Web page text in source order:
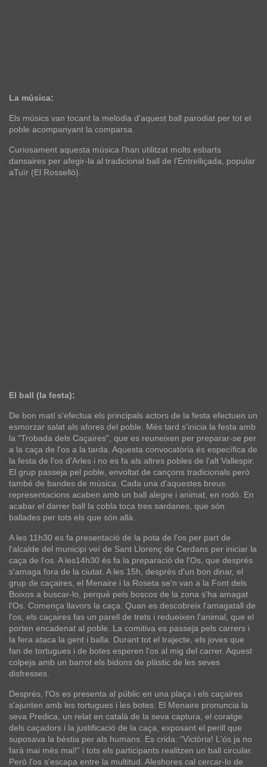
La música:
Els músics van tocant la melodia d'aquest ball parodiat per tot el
poble acompanyant la comparsa.
Curiosament aquesta música l'han utilitzat molts esbarts
dansaires per afegir-la al tradicional ball de l'Entrelliçada, popular
aTuïr (El Rosselló).
El ball (la festa):
De bon matí s'efectua els principals actors de la festa efectuen un
esmorzar salat als afores del poble. Més tard s'inicia la festa amb
la "Trobada dels Caçaires", que es reuneixen per preparar-se per
a la caça de l'os a la tarda. Aquesta convocatòria és específica de
la festa de l'os d'Arles i no es fa als altres pobles de l'alt Vallespir.
El grup passeja pel poble, envoltat de cançons tradicionals però
també de bandes de música. Cada una d'aquestes breus
representacions acaben amb un ball alegre i animat, en rodó. En
acabar el darrer ball la cobla toca tres sardanes, que són
ballades per tots els que són allà.
A les 11h30 es fa presentació de la pota de l'os per part de
l'alcalde del municipi veí de Sant Llorenç de Cerdans per iniciar la
caça de l'os. A les14h30 és fa la preparació de l'Os, que després
s'amaga fora de la ciutat. A les 15h, després d'un bon dinar, el
grup de caçaires, el Menaire i la Roseta se'n van a la Font dels
Boixos a buscar-lo, perquè pels boscos de la zona s'ha amagat
l'Os. Comença llavors la caça. Quan es descobreix l'amagatall de
l'os, els caçaires fas un parell de trets i redueixen l'animal, que el
porten encadenat al poble. La comitiva es passeja pels carrers i
la fera ataca la gent i balla. Durant tot el trajecte, els joves que
fan de tortugues i de botes esperen l'os al mig del carrer. Aquest
colpeja amb un barrot els bidons de plàstic de les seves
disfresses.
Després, l'Os es presenta al públic en una plaça i els caçaires
s'ajunten amb les tortugues i les botes. El Menaire pronuncia la
seva Predica, un relat en català de la seva captura, el coratge
dels caçadors i la justificació de la caça, exposant el perill que
suposava la bèstia per als humans. Es crida: “Victòria! L'ós ja no
farà mai més mal!” i tots els participants realitzen un ball circular.
Però l'os s'escapa entre la multitud. Aleshores cal cercar-lo de